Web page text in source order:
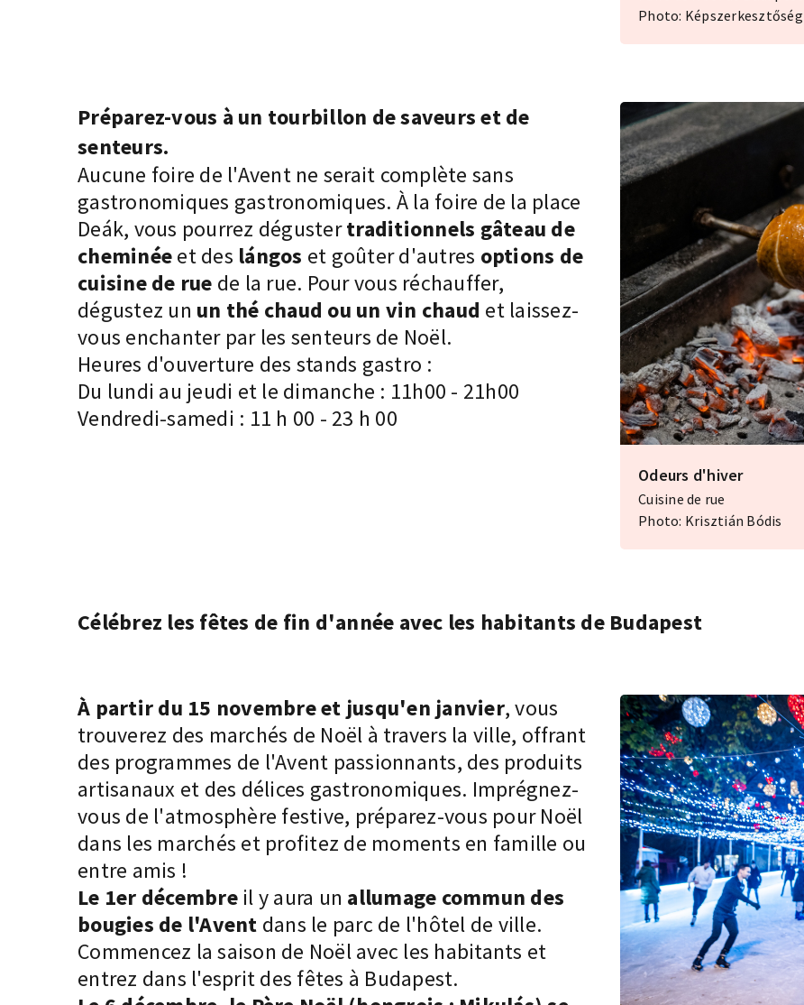
Photo: Képszerkesztőség
Préparez-vous à un tourbillon de saveurs et de
senteurs.
Aucune foire de l'Avent ne serait complète sans
gastronomiques gastronomiques. À la foire de la place
Deák, vous pourrez dégustertraditionnels gâteau de
cheminéeet des lángos et goûter d'autres options de
cuisine de rue de la rue. Pour vous réchauffer,
dégustez un un thé chaud ou un vin chaud et laissez-
vous enchanter par les senteurs de Noël.
Heures d'ouverture des stands gastro :
Du lundi au jeudi et le dimanche : 11h00 - 21h00
Vendredi-samedi : 11 h 00 - 23 h 00
Odeurs d'hiver
Cuisine de rue
Photo: Krisztián Bódis
Célébrez les fêtes de fin d'année avec les habitants de Budapest
À partir du 15 novembre et jusqu'en janvier, vous
trouverez des marchés de Noël à travers la ville, offrant
des programmes de l'Avent passionnants, des produits
artisanaux et des délices gastronomiques. Imprégnez-
vous de l'atmosphère festive, préparez-vous pourNoël
dans les marchés et profitez de moments en famille ou
entre amis !
Le 1er décembreil y aura un allumage commun des
bougies de l'Avent dans le parc de l'hôtel de ville.
Commencez la saison de Noël avec les habitants et
entrez dans l'esprit des fêtes à Budapest.